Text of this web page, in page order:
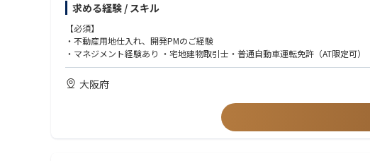
【同社のこだわり・ポジションの魅力】
・デザイン性、品質の高さから外部からの評価も高く『ものづくり』への高いこ
・デベロッパーとして、プロジェクトに対して裁量をもって推進頂けます。
・主体性を尊重する社内風土があり、多様な部署との連携からプロジェクトに携
求める経験 / スキル
【必須】
・不動産用地仕入れ、開発PMのご経験
・マネジメント経験あり ・宅地建物取引士・普通自動車運転免許（AT限定可）
大阪府